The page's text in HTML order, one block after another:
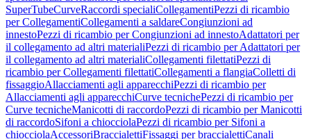
SuperTubeCurveRaccordi specialiCollegamentiPezzi di ricambio
per CollegamentiCollegamenti a saldareCongiunzioni ad
innestoPezzi di ricambio per Congiunzioni ad innestoAdattatori per
il collegamento ad altri materialiPezzi di ricambio per Adattatori per
il collegamento ad altri materialiCollegamenti filettatiPezzi di
ricambio per Collegamenti filettatiCollegamenti a flangiaColletti di
fissaggioAllacciamenti agli apparecchiPezzi di ricambio per
Allacciamenti agli apparecchiCurve tecnichePezzi di ricambio per
Curve tecnicheManicotti di raccordoPezzi di ricambio per Manicotti
di raccordoSifoni a chiocciolaPezzi di ricambio per Sifoni a
chiocciolaAccessoriBraccialettiFissaggi per braccialettiCanali